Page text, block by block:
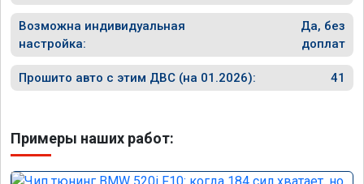
Возможна индивидуальная
настройка:
Да, без
доплат
Прошито авто с этим ДВС (на 01.2026): 41
Примеры наших работ: